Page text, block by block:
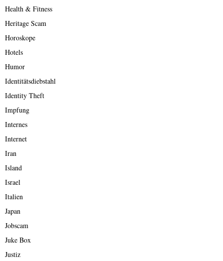
Health & Fitness
Heritage Scam
Horoskope
Hotels
Humor
Identitätsdiebstahl
Identity Theft
Impfung
Internes
Internet
Iran
Island
Israel
Italien
Japan
Jobscam
Juke Box
Justiz